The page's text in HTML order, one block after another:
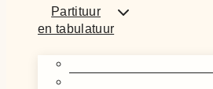
Partituur
en tabulatuur